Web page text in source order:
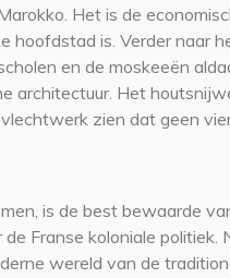
Het is de
hoofdstad is. Verder naar
en de moskeeën
architectuur. Het
zien dat geen
is de best bewaarde
de Franse koloniale
wereld van de